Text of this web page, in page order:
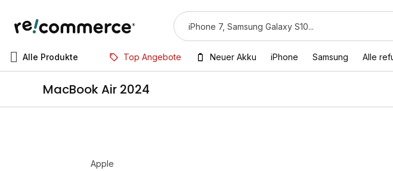
Alle Produkte Top Angebote Neuer Akku iPhone Samsung Alle
MacBook Air 2024
Apple